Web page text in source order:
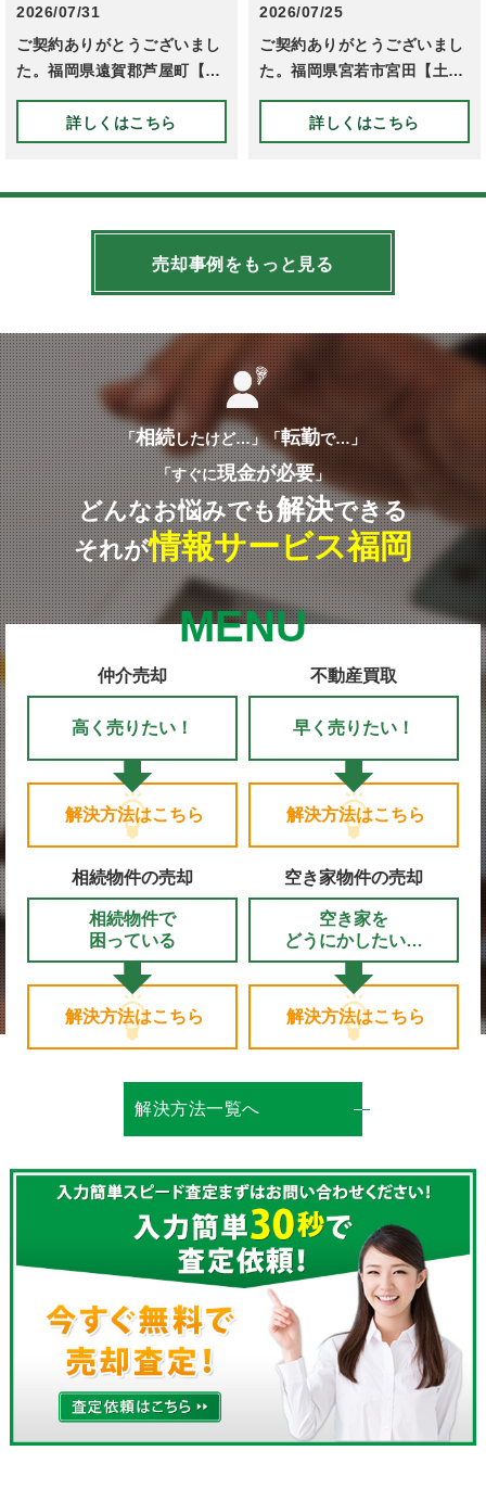
2026/07/31
ご契約ありがとうございまし
た。福岡県遠賀郡芦屋町【中
古戸建】
詳しくはこちら
2026/07/25
ご契約ありがとうございまし
た。福岡県宮若市宮田【土
地】
詳しくはこちら
売却事例をもっと見る
「相続したけど…」「転勤で…」
「すぐに現金が必要」
どんなお悩みでも解決できる
それが情報サービス福岡
MENU
仲介売却
高く売りたい！
解決方法はこちら
不動産買取
早く売りたい！
解決方法はこちら
相続物件の売却
相続物件で
困っている
解決方法はこちら
空き家物件の売却
空き家を
どうにかしたい…
解決方法はこちら
解決方法一覧へ